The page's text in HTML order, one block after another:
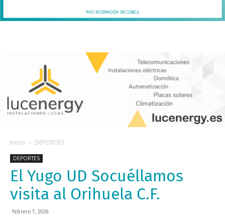
Inicio DEPORTES
DEPORTES
El Yugo UD Socuéllamos
visita al Orihuela C.F.
febrero 7, 2026